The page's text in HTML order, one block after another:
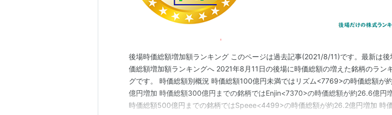
後場時価総額増加額ランキング このページは過去記事(2021/8/11)です。最新は後
価総額増加額ランキングへ 2021年8月11日の後場に時価総額の増えた銘柄のラン
グです。 時価総額別概況 時価総額100億円未満ではリズム<7769>の時価総額が
億円増加 時価総額300億円までの銘柄ではEnjin<7370>の時価総額が約26.6億円
時価総額500億円までの銘柄ではSpeee<4499>の時価総額が約26.2億円増加 時